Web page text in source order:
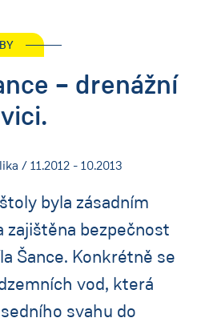
– drenážní
/ 11.2012 - 10.2013
byla zásadním
zajištěna bezpečnost
Šance. Konkrétně se
vod, která
svahu do